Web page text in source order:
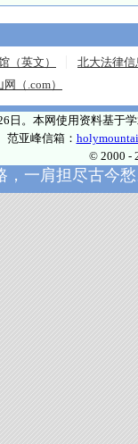
（英文）
北大法律信
（.com）
日。本网使用资料基于
范亚峰信箱：
© 2000 -
，一肩担尽古今